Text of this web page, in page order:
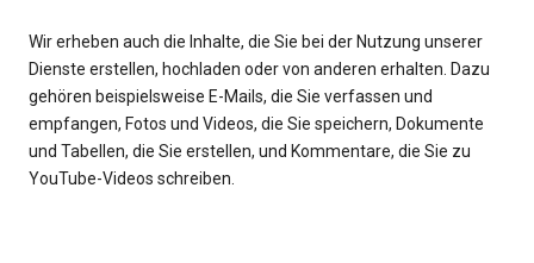
Wir erheben auch die Inhalte, die Sie bei der Nutzung unserer
Dienste erstellen, hochladen oder von anderen erhalten. Dazu
gehören beispielsweise E-Mails, die Sie verfassen und
empfangen, Fotos und Videos, die Sie speichern, Dokumente
und Tabellen, die Sie erstellen, und Kommentare, die Sie zu
YouTube-Videos schreiben.